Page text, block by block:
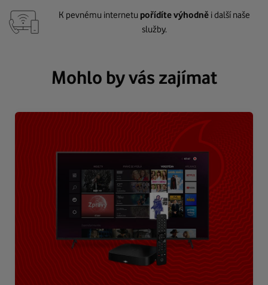
K pevnému internetu pořídíte výhodně i další naše
služby.
Mohlo by vás zajímat